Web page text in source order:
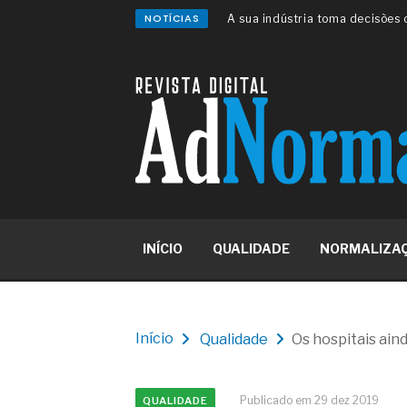
NOTÍCIAS
asfáltica
Os critérios médicos da
A prevenção clínica da coceira
Os sintomas clínicos do
O tratamento médico da
As causas médicas da queda
Quando a gestão é o
melhora o metabolismo
As variações dimensionais
INÍCIO QUALIDADE
Início Qualidade Os hospitais
QUALIDADE Publicado em 29 dez 2019